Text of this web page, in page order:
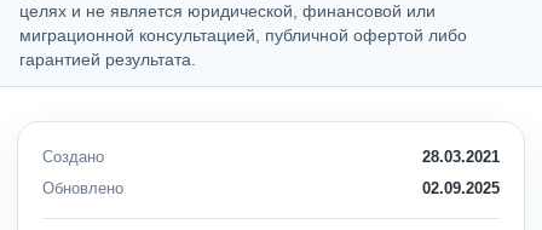
целях и не является юридической, финансовой или
миграционной консультацией, публичной офертой либо
гарантией результата.
Создано
28.03.2021
Обновлено
02.09.2025